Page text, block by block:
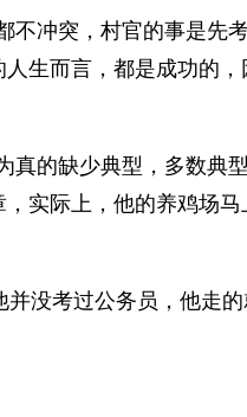
不冲突，村官的事是先
生而言，都是成功的
真的缺少典型，多数典
实际上，他的养鸡场
没考过公务员，他走